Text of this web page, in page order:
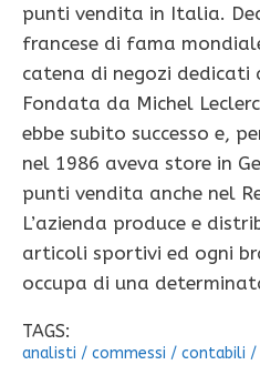
punti vendita in Italia.
francese di fama
catena di negozi
Fondata da Michel
ebbe subito successo e,
nel 1986 aveva store in
punti vendita anche nel
L’azienda produce e
articoli sportivi ed ogni
occupa di una
TAGS:
analisti / commessi / contabili /